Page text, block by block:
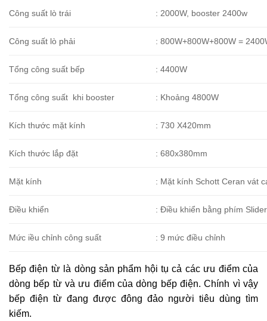
Công suất lò trái : 2000W, booster 2400w
Công suất lò phải : 800W+800W+800W =
Tổng công suất bếp : 4400W
Tổng công suất khi booster : Khoảng 4800W
Kích thước mặt kính : 730 X420mm
Kích thước lắp đặt : 680x380mm
Mặt kính : Mặt kính Schott Ceran vát
Điều khiển : Điều khiển bằng phím Slider
Mức iều chỉnh công suất : 9 mức điều chỉnh
Bếp điện từ là dòng sản phẩm hội tụ cả các ưu điểm của
dòng bếp từ và ưu điểm của dòng bếp điện. Chính vì vậy
bếp điện từ đang được đông đảo người tiêu dùng tìm
kiếm.